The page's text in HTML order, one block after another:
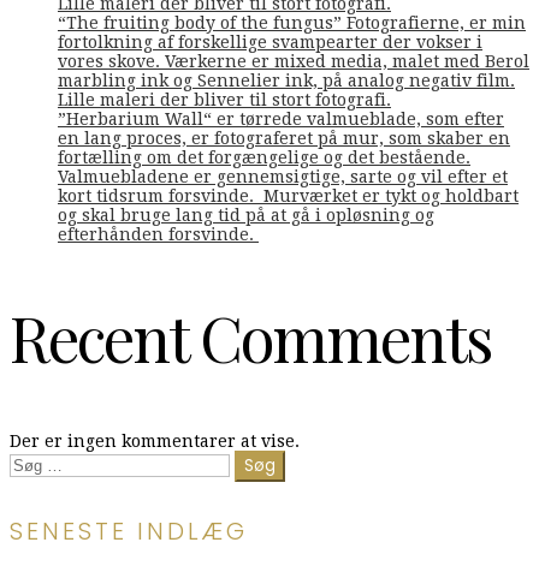
Lille maleri der bliver til stort fotografi.
“The fruiting body of the fungus” Fotografierne, er min
fortolkning af forskellige svampearter der vokser i
vores skove. Værkerne er mixed media, malet med Berol
marbling ink og Sennelier ink, på analog negativ film.
Lille maleri der bliver til stort fotografi.
”Herbarium Wall“ er tørrede valmueblade, som efter
en lang proces, er fotograferet på mur, som skaber en
fortælling om det forgængelige og det bestående.
Valmuebladene er gennemsigtige, sarte og vil efter et
kort tidsrum forsvinde. Murværket er tykt og holdbart
og skal bruge lang tid på at gå i opløsning og
efterhånden forsvinde.
Recent Comments
Der er ingen kommentarer at vise.
Søg
efter:
SENESTE INDLÆG